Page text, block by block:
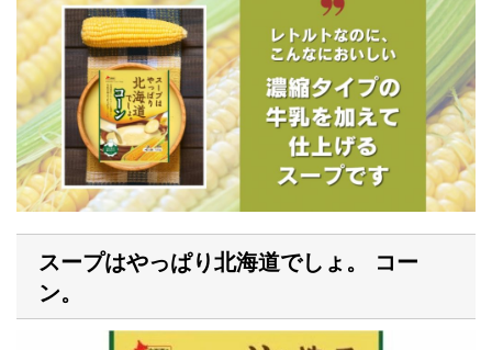
の
切
替
スープはやっぱり北海道でしょ。 コー
ン。